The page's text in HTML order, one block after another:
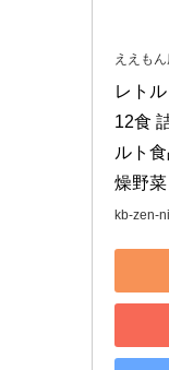
ええも
レト
12食
ルト
燥野菜
kb-zen-